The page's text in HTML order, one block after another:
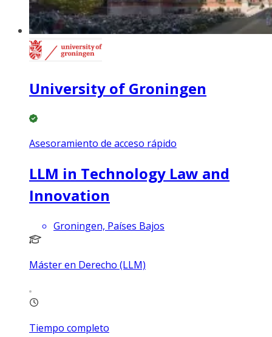
University of Groningen
Asesoramiento de acceso rápido
LLM in Technology Law and
Innovation
Groningen, Países Bajos
Máster en Derecho (LLM)
Tiempo completo